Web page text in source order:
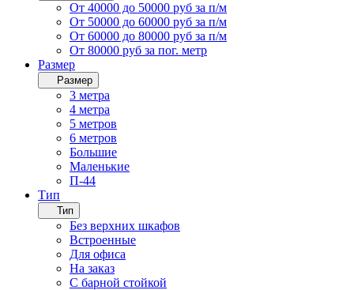
От 40000 до 50000 руб за п/м
От 50000 до 60000 руб за п/м
От 60000 до 80000 руб за п/м
От 80000 руб за пог. метр
Размер
Размер
3 метра
4 метра
5 метров
6 метров
Большие
Маленькие
П-44
Тип
Тип
Без верхних шкафов
Встроенные
Для офиса
На заказ
С барной стойкой